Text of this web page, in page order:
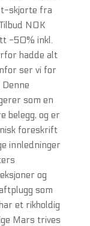
t-skjorte fra
NOK
-50% inkl.
hadde alt
ser vi for
som en
belegg, og er
foreskrift
innledninger
og
som
et rikholdig
Mars trives